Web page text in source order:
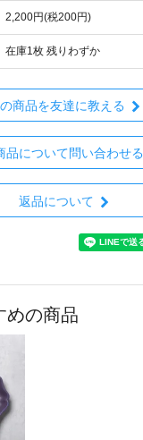
2,200円(税200円)
在庫1枚 残りわずか
商品を友達に教える
品について問い合わせる
返品について
めの商品